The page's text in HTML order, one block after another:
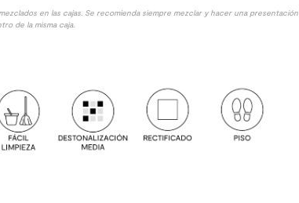
en las cajas. Se recomienda siempre mezclar y hacer una presentación
de la misma caja.